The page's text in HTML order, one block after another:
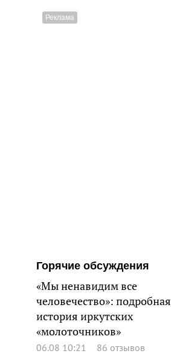
Горячие обсуждения
«Мы ненавидим все
человечество»: подробная
история иркутских
«молоточников»
06.08 10:21 86 отзывов